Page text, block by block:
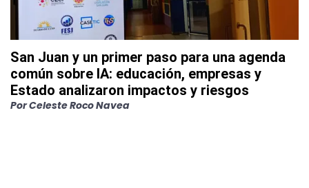
San Juan y un primer paso para una agenda
común sobre IA: educación, empresas y
Estado analizaron impactos y riesgos
PorCeleste Roco Navea